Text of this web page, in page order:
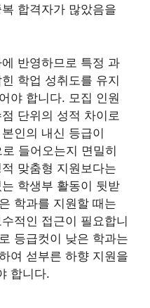
합격자가 많았음을
반영하므로 특정 과
학업 성취도를 유지
야 합니다. 모집 인원
단위의 성적 차이로
인의 내신 등급이
들어오는지 면밀히
맞춤형 지원보다는
학생부 활동이 뒷받
학과를 지원할 때는
적인 접근이 필요합니
등급컷이 낮은 학과는
여 섣부른 하향 지원을
합니다.